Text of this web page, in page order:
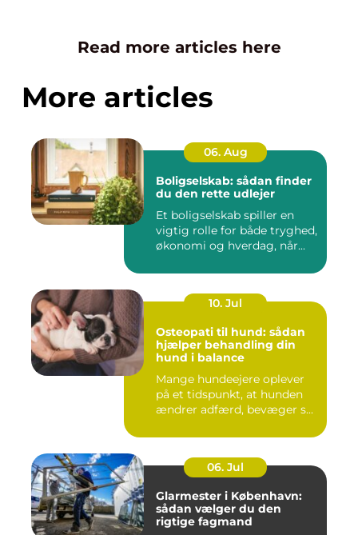
Read more articles here
More articles
06. Aug
Boligselskab: sådan finder
du den rette udlejer
Et boligselskab spiller en
vigtig rolle for både tryghed,
økonomi og hverdag, når...
10. Jul
Osteopati til hund: sådan
hjælper behandling din
hund i balance
Mange hundeejere oplever
på et tidspunkt, at hunden
ændrer adfærd, bevæger s...
06. Jul
Glarmester i København:
sådan vælger du den
rigtige fagmand